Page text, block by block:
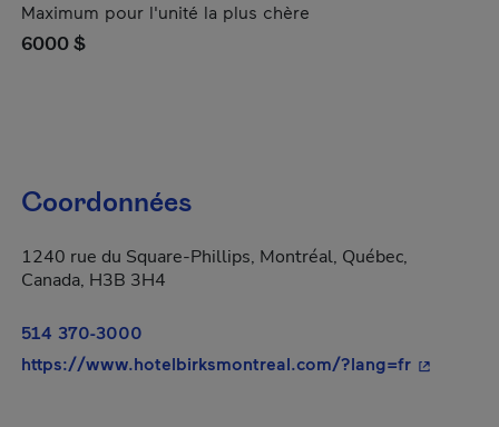
Maximum pour l'unité la plus chère
6000 $
Coordonnées
1240 rue du Square-Phillips, Montréal, Québec,
Canada, H3B 3H4
514 370-3000
https://www.hotelbirksmontreal.com/?lang=fr- Cet